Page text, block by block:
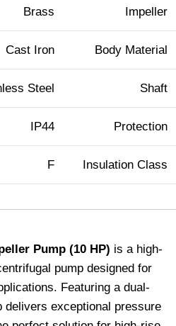
Impeller
Brass
Body Material
Cast Iron
Shaft
Steel
Protection
IP44
Insulation Class
F
Pump (10 HP) is a high-
pump designed for
Featuring a dual-
exceptional pressure